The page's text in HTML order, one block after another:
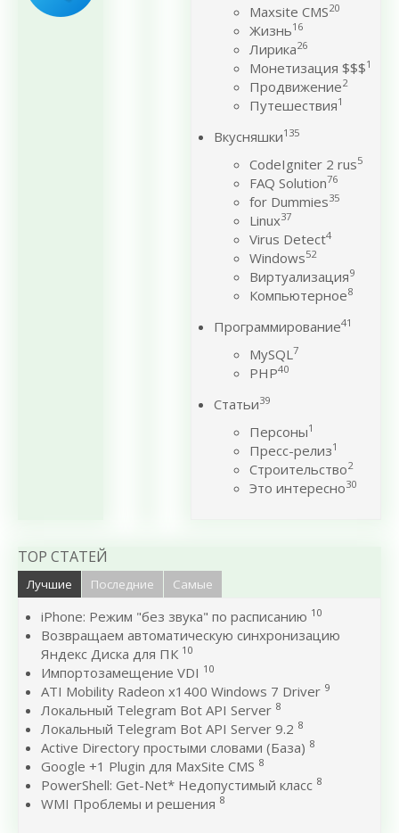
Maxsite CMS20
Жизнь16
Лирика26
Монетизация $$$1
Продвижение2
Путешествия1
Вкусняшки135
CodeIgniter 2 rus5
FAQ Solution76
for Dummies35
Linux37
Virus Detect4
Windows52
Виртуализация9
Компьютерное8
Программирование41
MySQL7
PHP40
Статьи39
Персоны1
Пресс-релиз1
Строительство2
Это интересно30
TOP СТАТЕЙ
Лучшие Последние Самые
iPhone: Режим "без звука" по расписанию 10
Возвращаем автоматическую синхронизацию
Яндекс Диска для ПК 10
Импортозамещение VDI 10
ATI Mobility Radeon x1400 Windows 7 Driver 9
Локальный Telegram Bot API Server 8
Локальный Telegram Bot API Server 9.2 8
Active Directory простыми словами (База) 8
Google +1 Plugin для MaxSite CMS 8
PowerShell: Get-Net* Недопустимый класс 8
WMI Проблемы и решения 8